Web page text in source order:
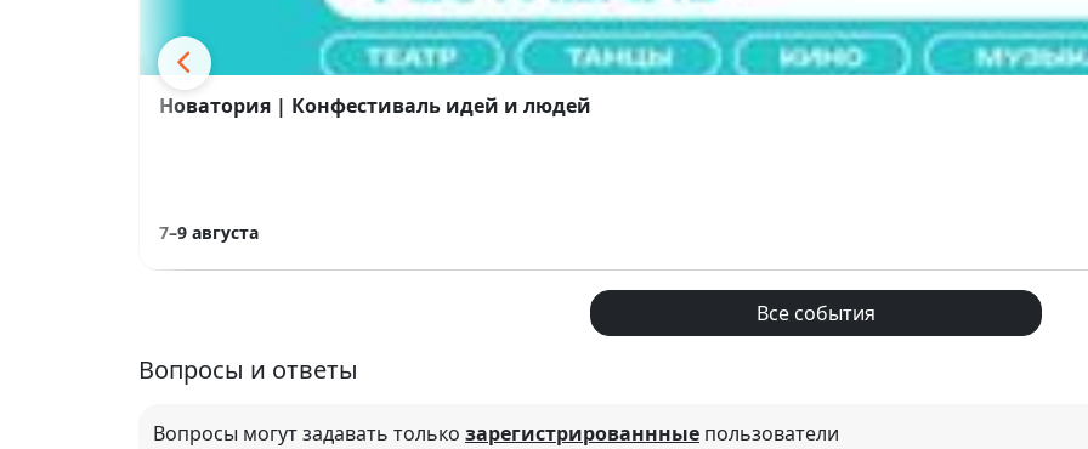
Новатория | Конфестиваль идей и людей
7–9 августа
Все события
Вопросы и ответы
Вопросы могут задавать только зарегистрированнные пользователи